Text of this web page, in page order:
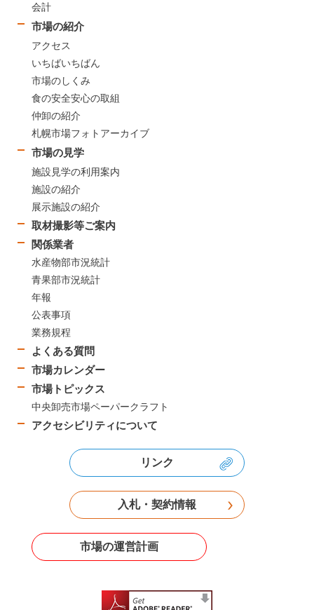
会計
市場の紹介
アクセス
いちばいちばん
市場のしくみ
食の安全安心の取組
仲卸の紹介
札幌市場フォトアーカイブ
市場の見学
施設見学の利用案内
施設の紹介
展示施設の紹介
取材撮影等ご案内
関係業者
水産物部市況統計
青果部市況統計
年報
公表事項
業務規程
よくある質問
市場カレンダー
市場トピックス
中央卸売市場ペーパークラフト
アクセシビリティについて
リンク
入札・契約情報
市場の運営計画